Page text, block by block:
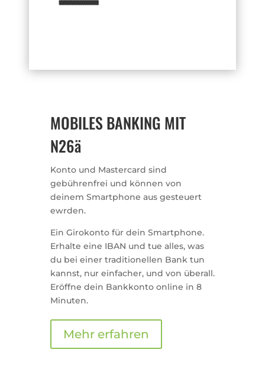
MOBILES BANKING MIT
N26ä
Konto und Mastercard sind
gebührenfrei und können von
deinem Smartphone aus gesteuert
ewrden.
Ein Girokonto für dein Smartphone.
Erhalte eine IBAN und tue alles, was
du bei einer traditionellen Bank tun
kannst, nur einfacher, und von überall.
Eröffne dein Bankkonto online in 8
Minuten.
Mehr erfahren